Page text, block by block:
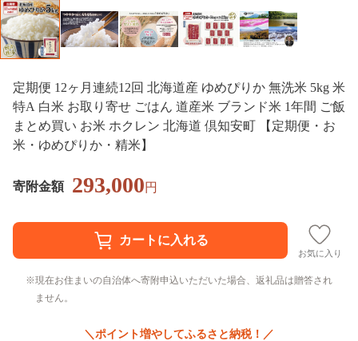
定期便 12ヶ月連続12回 北海道産 ゆめぴりか 無洗米 5kg 米
特A 白米 お取り寄せ ごはん 道産米 ブランド米 1年間 ご飯
まとめ買い お米 ホクレン 北海道 倶知安町 【定期便・お
米・ゆめぴりか・精米】
寄附金額 293,000円
お気に入り
現在お住まいの自治体へ寄附申込いただいた場合、返礼品は贈答され
ません。
＼ポイント増やしてふるさと納税！／